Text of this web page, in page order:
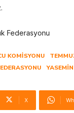
Federasyonu
KOMISYONU
X